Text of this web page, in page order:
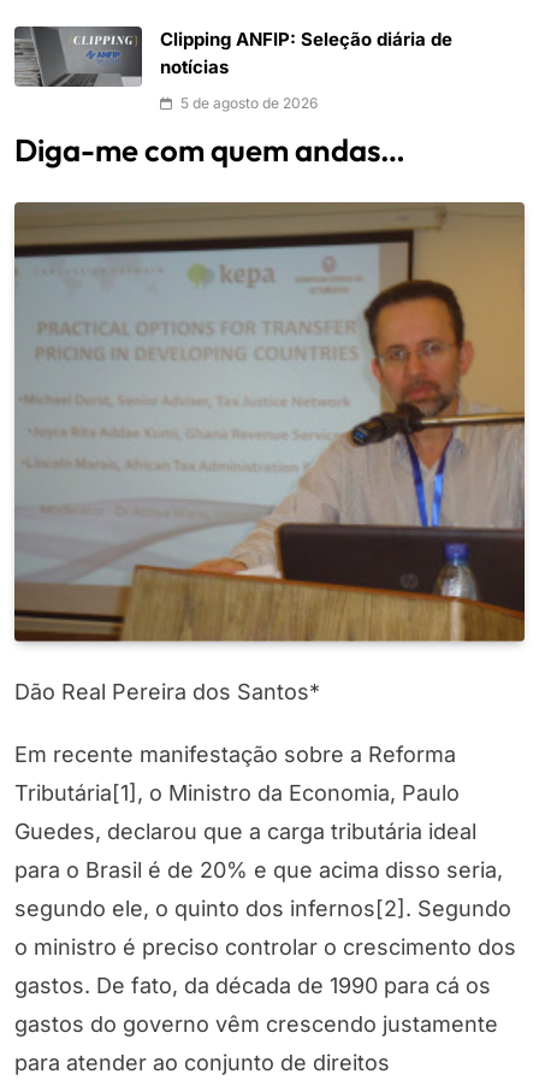
Clipping ANFIP: Seleção diária de
notícias
5 de agosto de 2026
Diga-me com quem andas…
Dão Real Pereira dos Santos*
Em recente manifestação sobre a Reforma
Tributária[1], o Ministro da Economia, Paulo
Guedes, declarou que a carga tributária ideal
para o Brasil é de 20% e que acima disso seria,
segundo ele, o quinto dos infernos[2]. Segundo
o ministro é preciso controlar o crescimento dos
gastos. De fato, da década de 1990 para cá os
gastos do governo vêm crescendo justamente
para atender ao conjunto de direitos